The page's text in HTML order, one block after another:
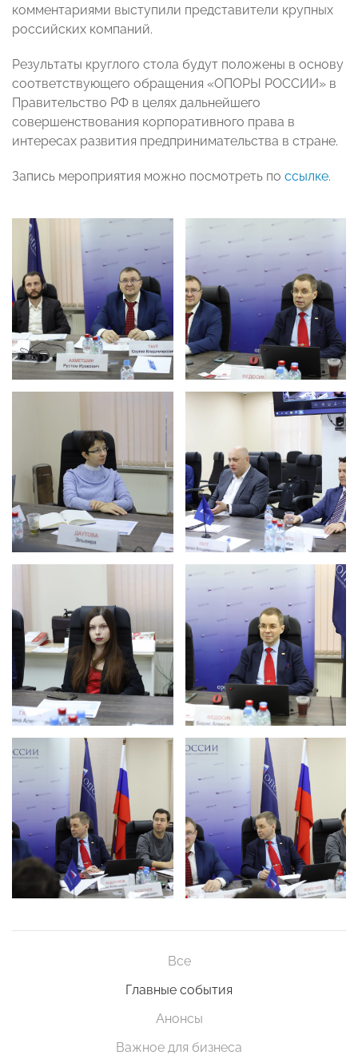
комментариями выступили представители крупных
российских компаний.
Результаты круглого стола будут положены в основу
соответствующего обращения «ОПОРЫ РОССИИ» в
Правительство РФ в целях дальнейшего
совершенствования корпоративного права в
интересах развития предпринимательства в стране.
Запись мероприятия можно посмотреть по ссылке.
Все
Главные события
Анонсы
Важное для бизнеса